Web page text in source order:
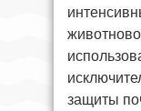
защиты